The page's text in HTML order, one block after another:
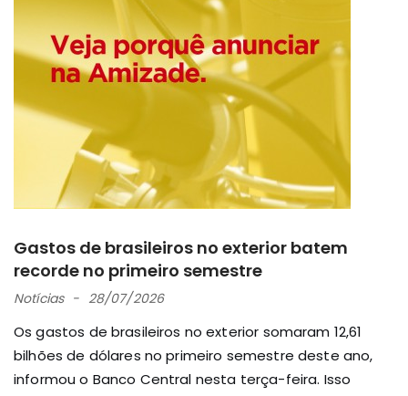
Gastos de brasileiros no exterior batem
recorde no primeiro semestre
Notícias 28/07/2026
Os gastos de brasileiros no exterior somaram 12,61
bilhões de dólares no primeiro semestre deste ano,
informou o Banco Central nesta terça-feira. Isso